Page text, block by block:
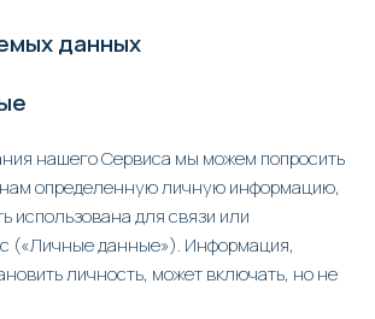
данных
нашего Сервиса мы можем попросить
нам определенную личную информацию,
использована для связи или
(«Личные данные»). Информация,
личность, может включать, но не